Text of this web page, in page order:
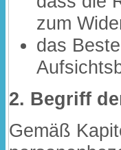
zum
das
2. Begriff
Gemäß